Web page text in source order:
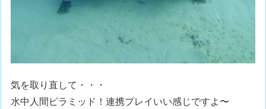
気を取り直して・・・
水中人間ピラミッド！連携プレイいい感じですよ〜